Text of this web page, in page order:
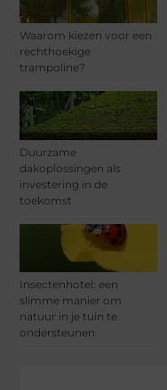
Waarom kiezen voor een
rechthoekige
trampoline?
Duurzame
dakoplossingen als
investering in de
toekomst
Insectenhotel: een
slimme manier om
natuur in je tuin te
ondersteunen